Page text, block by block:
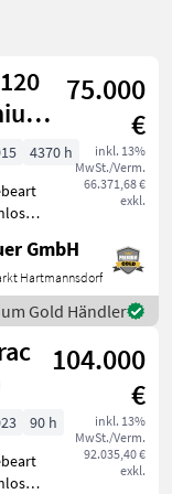
75.000
€
inkl. 13%
MwSt./Verm.
66.371,68 €
exkl.
4370 h
in
GmbH
Hartmannsdorf
Gold Händler
104.000
€
inkl. 13%
MwSt./Verm.
92.035,40 €
exkl.
90 h